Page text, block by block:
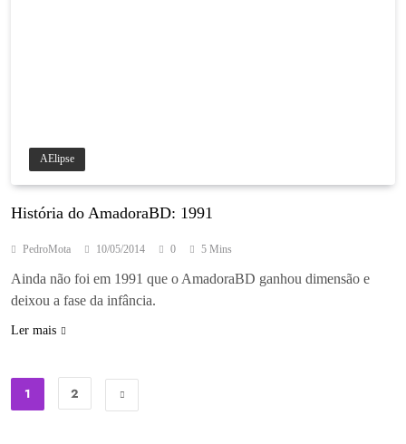
AElipse
História do AmadoraBD: 1991
PedroMota 10/05/2014 0 5 Mins
Ainda não foi em 1991 que o AmadoraBD ganhou dimensão e
deixou a fase da infância.
Ler mais
1 2